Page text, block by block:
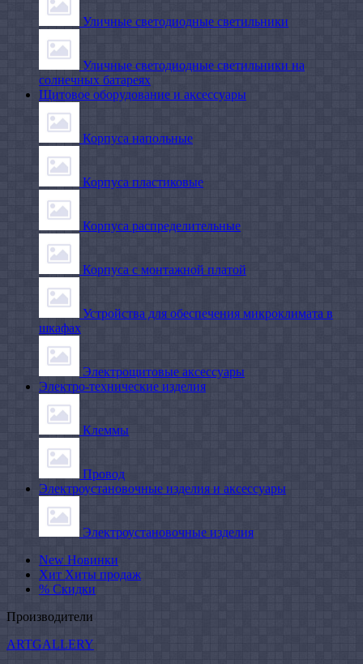
Уличные светодиодные светильники
Уличные светодиодные светильники на
солнечных батареях
Щитовое оборудование и аксессуары
Корпуса напольные
Корпуса пластиковые
Корпуса распределительные
Корпуса с монтажной платой
Устройства для обеспечения микроклимата в
шкафах
Электрощитовые аксессуары
Электро-технические изделия
Клеммы
Провод
Электроустановочные изделия и аксессуары
Электроустановочные изделия
New Новинки
Хит Хиты продаж
% Скидки
Производители
ARTGALLERY